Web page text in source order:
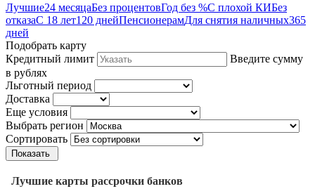
Лучшие24 месяцаБез процентовГод без %С плохой КИБез
отказаС 18 лет120 днейПенсионерамДля снятия наличных365
дней
Подобрать карту
Кредитный лимит
Введите сумму
в рублях
Льготный период
Доставка
Еще условия
Выбрать регион
Сортировать
Показать
Лучшие карты рассрочки банков